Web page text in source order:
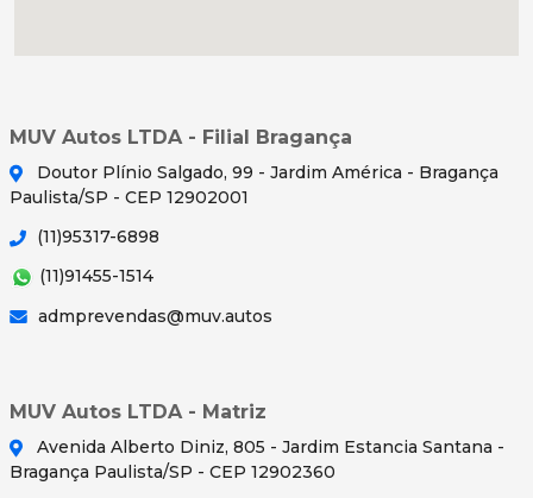
MUV Autos LTDA - Filial Bragança
Doutor Plínio Salgado, 99 - Jardim América - Bragança
Paulista/SP - CEP 12902001
(11)95317-6898
(11)91455-1514
admprevendas@muv.autos
MUV Autos LTDA - Matriz
Avenida Alberto Diniz, 805 - Jardim Estancia Santana -
Bragança Paulista/SP - CEP 12902360